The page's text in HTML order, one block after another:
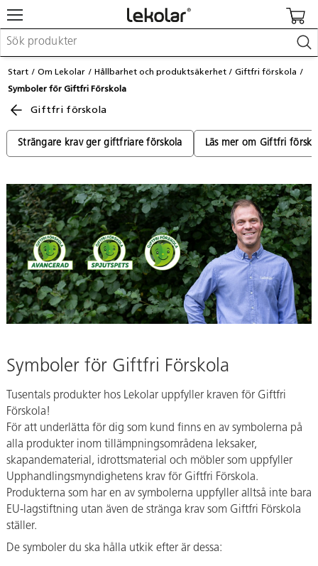
Möbler & inredning
Lekplatsutrustning & utemiljö
Leka
Barnvagnar & småbarnsartiklar
Skolförbrukning & kontorsmaterial
Logga in / Registrera dig
Hitta din säljare
Kontakta Lekolar
Start Om Lekolar Hållbarhet och produktsäkerhet
Giftfri förskola
Symboler för Giftfri Förskola
Giftfri förskola
Strängare krav ger giftfriare förskola Läs mer om Giftfri
Symboler för Giftfri Förskola
Tusentals produkter hos Lekolar uppfyller kraven för Giftfri
Förskola!
För att underlätta för dig som kund finns en av symbolerna på
alla produkter inom tillämpningsområdena leksaker,
skapandematerial, idrottsmaterial och möbler som uppfyller
Upphandlingsmyndighetens krav för Giftfri Förskola.
Produkterna som har en av symbolerna uppfyller alltså inte bara
EU-lagstiftning utan även de stränga krav som Giftfri Förskola
ställer.
De symboler du ska hålla utkik efter är dessa: